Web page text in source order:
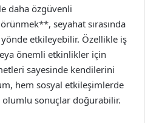
daha özgüvenli
seyahat sırasında
etkileyebilir. Özellikle iş
önemli etkinlikler için
sayesinde kendilerini
hem sosyal etkileşimlerde
sonuçlar doğurabilir.